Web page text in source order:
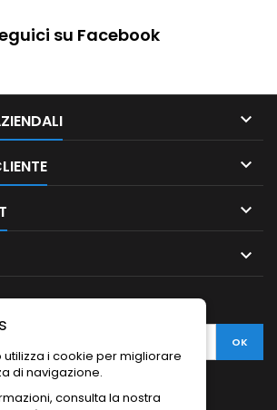
su Facebook




i cookie per migliorare
di navigazione.
consulta la nostra
NEWSLETTER